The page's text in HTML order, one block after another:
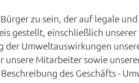
zu sein, der auf legale
gestellt, einschließlich
Umweltauswirkungen
Mitarbeiter sowie
des Geschäfts -